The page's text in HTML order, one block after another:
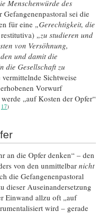
Menschenwürde des
sei die
für eine „Gerechtigkeit, die
„zu studieren und
von Versöhnung,
und damit die
die Gesellschaft zu
Sichtweise
Vorwurf
„auf Kosten der Opfer“
17
an die Opfer denken“ – den
von den unmittelbar nicht
die Gefangenenpastoral
dieser Auseinandersetzung
Einwand allzu oft „auf
wird – gerade